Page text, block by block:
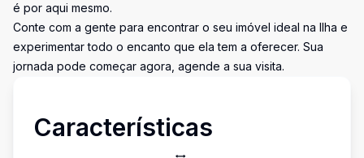
é por aqui mesmo.
Conte com a gente para encontrar o seu imóvel ideal na Ilha e
experimentar todo o encanto que ela tem a oferecer. Sua
jornada pode começar agora, agende a sua visita.
Características